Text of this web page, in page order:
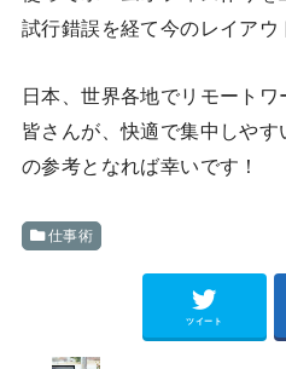
試行錯誤を経て今のレイアウ
日本、世界各地でリモート
皆さんが、快適で集中しや
の参考となれば幸いです！
仕事術
ツイート